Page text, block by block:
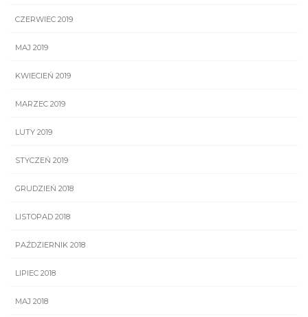
CZERWIEC 2019
MAJ 2019
KWIECIEŃ 2019
MARZEC 2019
LUTY 2019
STYCZEŃ 2019
GRUDZIEŃ 2018
LISTOPAD 2018
PAŹDZIERNIK 2018
LIPIEC 2018
MAJ 2018